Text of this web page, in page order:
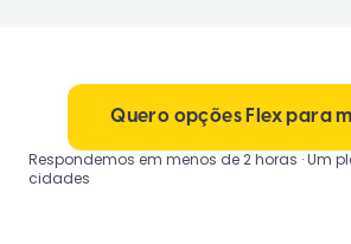
Quero opções Flex para
Respondemos em menos de 2 horas · Um
cidades